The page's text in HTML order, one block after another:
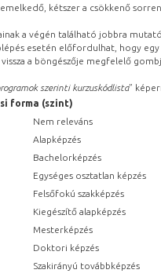
emelkedő, kétszer a csökkenő
a végén található jobbra
esetén előfordulhat, hogy
a böngészője megfelelő
szerinti kurzuskódlista”
forma (szint)
Nem releváns
Alapképzés
Bachelorképzés
Egységes osztatlan képzés
Felsőfokú szakképzés
Kiegészítő alapképzés
Mesterképzés
Doktori képzés
Szakirányú továbbképzés